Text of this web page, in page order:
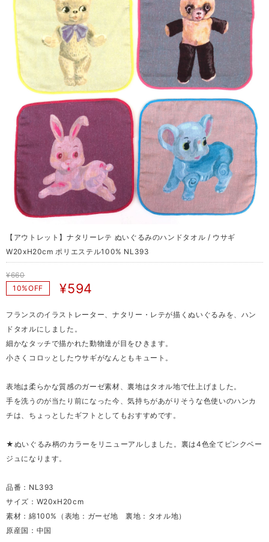
【アウトレット】ナタリーレテ ぬいぐるみのハンドタオル / ウサギ
W20xH20cm ポリエステル100% NL393
¥660
10%OFF
¥594
フランスのイラストレーター、ナタリー・レテが描くぬいぐるみを、ハン
ドタオルにしました。
細かなタッチで描かれた動物達が目をひきます。
小さくコロッとしたウサギがなんともキュート。
表地は柔らかな質感のガーゼ素材、裏地はタオル地で仕上げました。
手を洗うのが当たり前になった今、気持ちがあがりそうな色使いのハンカ
チは、ちょっとしたギフトとしてもおすすめです。
★ぬいぐるみ柄のカラーをリニューアルしました。裏は4色全てピンクベー
ジュになります。
品番：NL393
サイズ：W20xH20cm
素材：綿100%（表地：ガーゼ地 裏地：タオル地）
原産国：中国